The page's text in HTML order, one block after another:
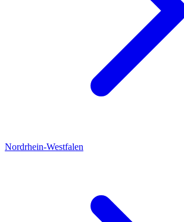
Nordrhein-Westfalen